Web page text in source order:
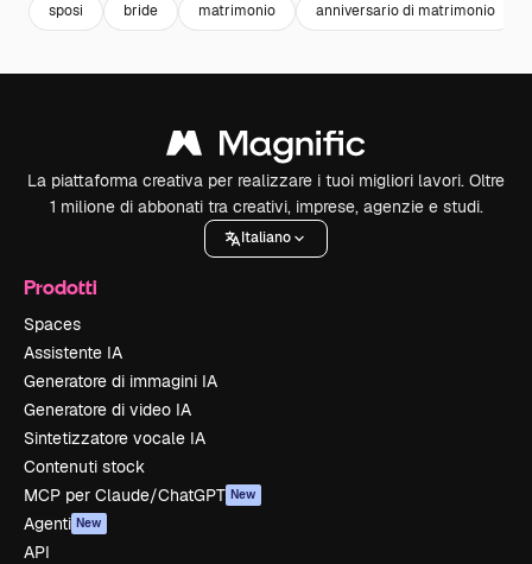
sposi bride matrimonio anniversario di matrimonio
La piattaforma creativa per realizzare i tuoi migliori lavori. Oltre
1 milione di abbonati tra creativi, imprese, agenzie e studi.
Italiano
Prodotti
Spaces
Assistente IA
Generatore di immagini IA
Generatore di video IA
Sintetizzatore vocale IA
Contenuti stock
MCP per Claude/ChatGPT New
Agenti New
API